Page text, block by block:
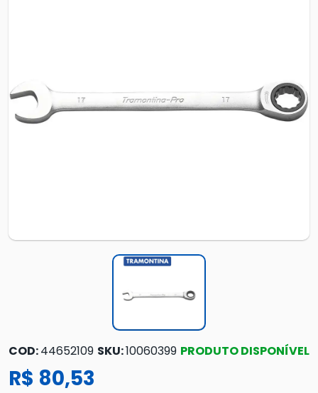
COD:44652109 SKU:10060399 PRODUTO DISPONÍVEL
R$ 80,53